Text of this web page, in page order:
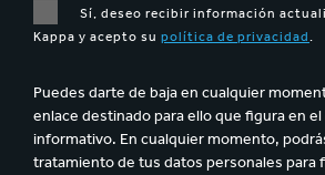
Sí, deseo recibir información
Kappa y acepto su política de privacidad.
Puedes darte de baja en cualquier
enlace destinado para ello que figura en
informativo. En cualquier momento,
tratamiento de tus datos personales para